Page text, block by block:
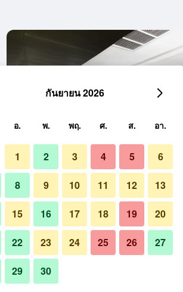
เลานจ์
รูปภาพของ โรงแรมแคนทารี่ อยุธยา
กันยายน 2026
อ. พ. พฤ. ศ. ส. อา.
1 2 3 4 5 6
8 9 10 11 12 13
15 16 17 18 19 20
22 23 24 25 26 27
29 30